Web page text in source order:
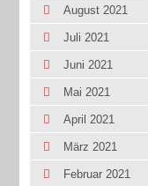
August 2021
Juli 2021
Juni 2021
Mai 2021
April 2021
März 2021
Februar 2021